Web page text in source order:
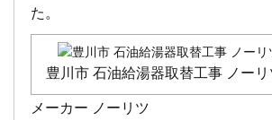
た。
豊川市 石油給湯器取替工事 ノー
メーカー ノーリツ